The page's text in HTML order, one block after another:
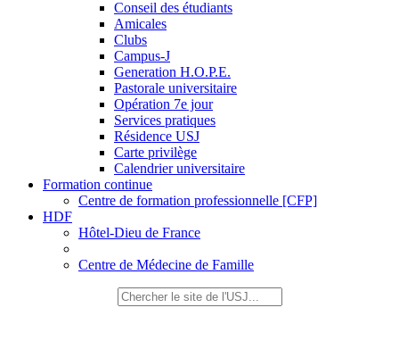
Conseil des étudiants
Amicales
Clubs
Campus-J
Generation H.O.P.E.
Pastorale universitaire
Opération 7e jour
Services pratiques
Résidence USJ
Carte privilège
Calendrier universitaire
Formation continue
Centre de formation professionnelle [CFP]
HDF
Hôtel-Dieu de France
Centre de Médecine de Famille